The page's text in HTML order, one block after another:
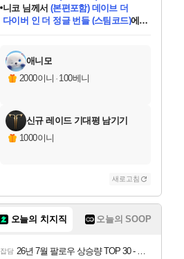
교환.
당첨되셨습니다.
니코 님께서 (본편포함) 데이브 더
다이버 인 더 정글 번들 (스팀코드)에
당첨되셨습니다.
당첨되셨습니다.
당첨되셨습니다.
당첨되셨습니다.
당첨되셨습니다.
에디션 (스팀코드)
당첨되셨습니다.
애니모
2000이니 · 100베니
신규 레이드 기대평 남기기
1000이니
새로고침
오늘의 치지직 오늘의 SOOP
잡담 26년 7월 팔로우 상승량 TOP 30 - 월간 치지직